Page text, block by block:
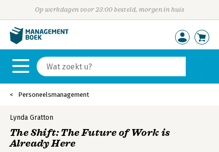
Op werkdagen voor 23:00 besteld, morgen in huis
Personeelsmanagement
Lynda Gratton
The Shift: The Future of Work is
Already Here